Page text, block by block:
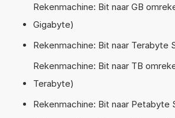
Rekenmachine: Bit naar GB
Gigabyte)
Rekenmachine: Bit naar Terabyte
Rekenmachine: Bit naar TB
Terabyte)
Rekenmachine: Bit naar Petabyte